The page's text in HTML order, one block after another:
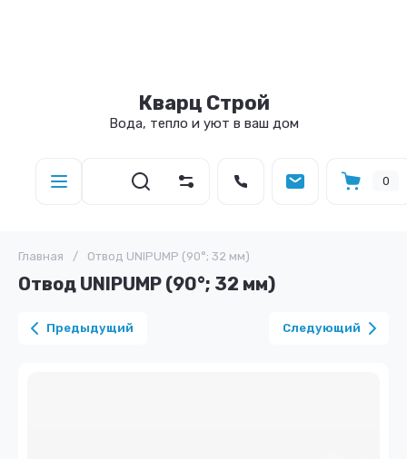
Кварц Строй
Вода, тепло и уют в ваш дом
0
Главная / Отвод UNIPUMP (90°; 32 мм)
Отвод UNIPUMP (90°; 32 мм)
Предыдущий Следующий